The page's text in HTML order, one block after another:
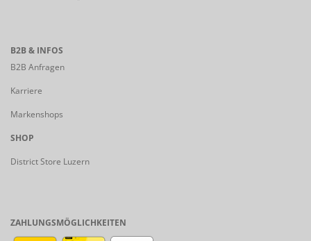
B2B & INFOS
B2B Anfragen
Karriere
Markenshops
SHOP
District Store Luzern
ZAHLUNGSMÖGLICHKEITEN